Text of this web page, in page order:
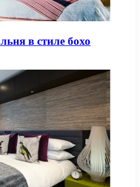
в стиле бохо